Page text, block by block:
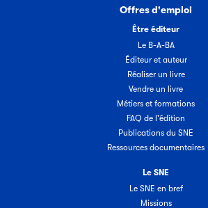
Offres d'emploi
Être éditeur
Le B-A-BA
Éditeur et auteur
Réaliser un livre
Vendre un livre
Métiers et formations
FAQ de l'édition
Publications du SNE
Ressources documentaires
Le SNE
Le SNE en bref
Missions